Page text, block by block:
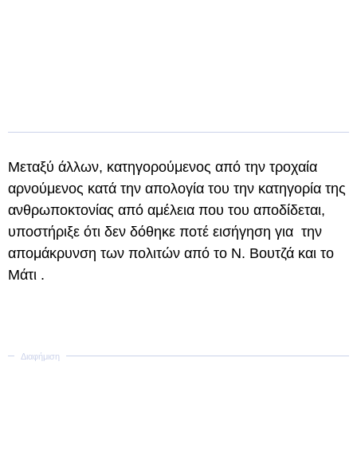
Μεταξύ άλλων, κατηγορούμενος από την τροχαία
αρνούμενος κατά την απολογία του την κατηγορία της
ανθρωποκτονίας από αμέλεια που του αποδίδεται,
υποστήριξε ότι δεν δόθηκε ποτέ εισήγηση για την
απομάκρυνση των πολιτών από το Ν. Βουτζά και το
Μάτι .